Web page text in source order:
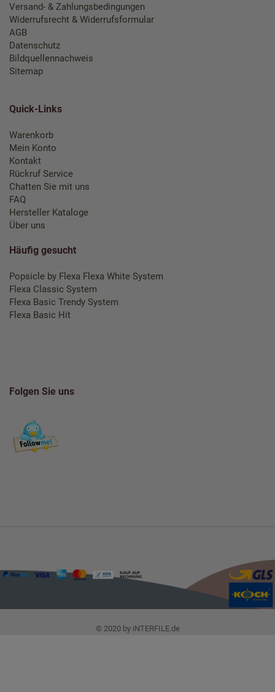
Versand- & Zahlungsbedingungen
Widerrufsrecht & Widerrufsformular
AGB
Datenschutz
Bildquellennachweis
Sitemap
Quick-Links
Warenkorb
Mein Konto
Kontakt
Rückruf Service
Chatten Sie mit uns
FAQ
Hersteller Kataloge
Über uns
Häufig gesucht
Popsicle by Flexa Flexa White System
Flexa Classic System
Flexa Basic Trendy System
Flexa Basic Hit
Folgen Sie uns
© 2020 by iNTERFILE.de